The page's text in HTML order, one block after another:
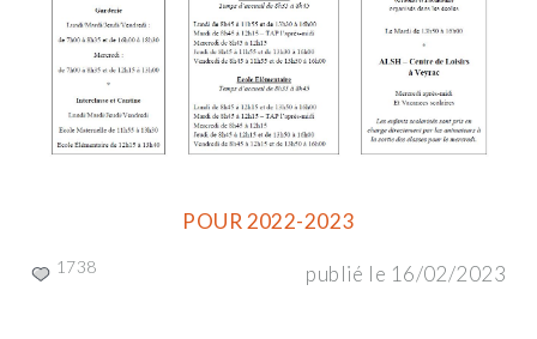
POUR 2022-2023
publié le 16/02/2023
1738